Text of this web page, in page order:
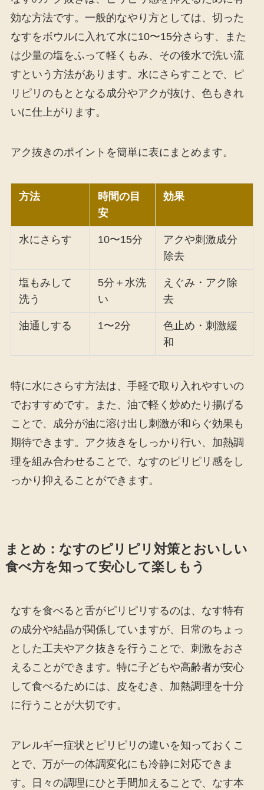
効な方法です。一般的なやり方としては、切った
なすをボウルに入れて水に10〜15分さらす、また
は少量の塩をふって軽くもみ、その後水で洗い流
すという方法があります。水にさらすことで、ピ
リピリのもととなる成分やアクが抜け、色もきれ
いに仕上がります。
アク抜きのポイントを簡単に表にまとめます。
方法
時間の目
安
効果
水にさらす 10〜15分
アクや刺激成分
除去
塩もみして
洗う
5分＋水洗
い
えぐみ・アク除
去
油通しする 1〜2分
色止め・刺激緩
和
特に水にさらす方法は、手軽で取り入れやすいの
でおすすめです。また、油で軽く炒めたり揚げる
ことで、成分が油に溶け出し刺激が和らぐ効果も
期待できます。アク抜きをしっかり行い、加熱調
理を組み合わせることで、なすのピリピリ感をし
っかり抑えることができます。
まとめ：なすのピリピリ対策とおいしい
食べ方を知って安心して楽しもう
なすを食べると舌がピリピリするのは、なす特有
の成分や結晶が関係していますが、日常のちょっ
とした工夫やアク抜きを行うことで、刺激をおさ
えることができます。特に子どもや高齢者が安心
して食べるためには、皮をむき、加熱調理を十分
に行うことが大切です。
アレルギー症状とピリピリの違いを知っておくこ
とで、万が一の体調変化にも冷静に対応できま
す。日々の調理にひと手間加えることで、なす本